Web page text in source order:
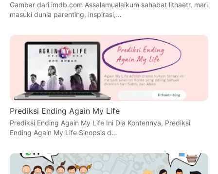
Gambar dari imdb.com Assalamualaikum sahabat lithaetr, mari
masuki dunia parenting, inspirasi,…
Prediksi Ending Again My Life
Prediksi Ending Again My Life Ini Dia Kontennya, Prediksi
Ending Again My Life Sinopsis d…